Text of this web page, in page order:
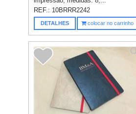
REF.: 10BRRR2242
DETALHES colocar no carrinho